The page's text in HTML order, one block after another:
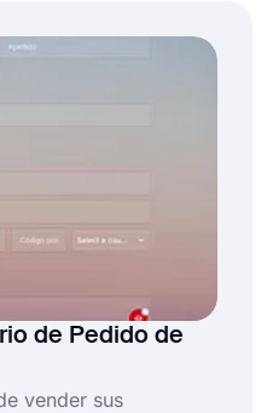
de Pedido de
vender sus